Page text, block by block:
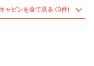
ャビンを全て見る (3件)